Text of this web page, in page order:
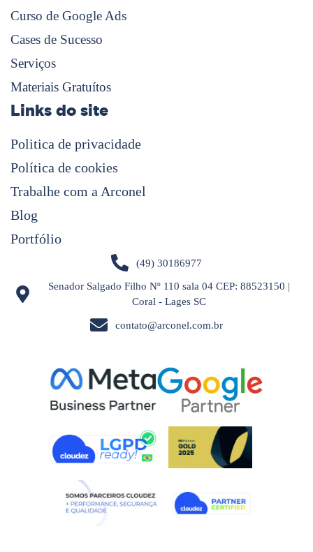
Curso de Google Ads
Cases de Sucesso
Serviços
Materiais Gratuítos
Links do site
Politica de privacidade
Política de cookies
Trabalhe com a Arconel
Blog
Portfólio
(49) 30186977
Senador Salgado Filho Nº 110 sala 04 CEP: 88523150 |
Coral - Lages SC
contato@arconel.com.br